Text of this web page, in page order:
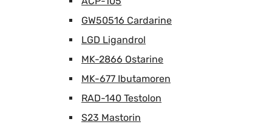
GW50516 Cardarine
LGD Ligandrol
MK-2866 Ostarine
MK-677 Ibutamoren
RAD-140 Testolon
S23 Mastorin